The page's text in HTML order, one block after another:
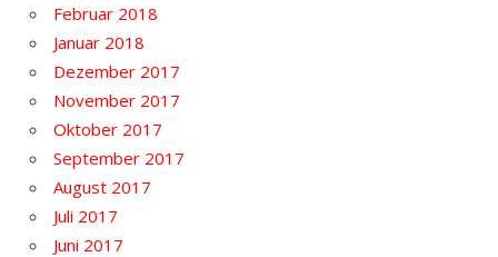
Februar 2018
Januar 2018
Dezember 2017
November 2017
Oktober 2017
September 2017
August 2017
Juli 2017
Juni 2017